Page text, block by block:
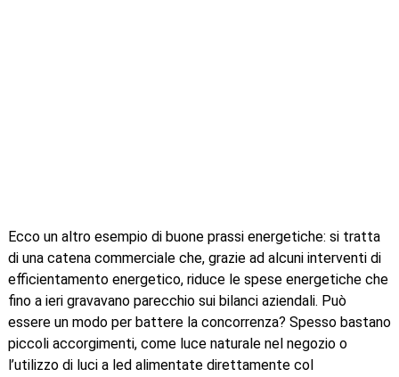
Ecco un altro esempio di buone prassi energetiche: si tratta
di una catena commerciale che, grazie ad alcuni interventi di
efficientamento energetico, riduce le spese energetiche che
fino a ieri gravavano parecchio sui bilanci aziendali. Può
essere un modo per battere la concorrenza? Spesso bastano
piccoli accorgimenti, come luce naturale nel negozio o
l’utilizzo di luci a led alimentate direttamente col